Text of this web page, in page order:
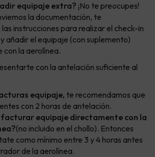
equipaje extra? ¡No te preocupes!
la documentación, te
instrucciones para realizar el check-in
añadir el equipaje (con suplemento)
la aerolínea.
con la antelación suficiente al
equipaje, te recomendamos que
con 2 horas de antelación.
facturar equipaje directamente con la
(no incluido en el chollo). Entonces
como mínimo entre 3 y 4 horas antes
de la aerolínea.